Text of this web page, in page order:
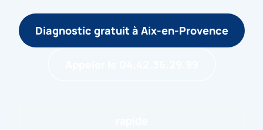
Diagnostic gratuit à Aix-en-Provence